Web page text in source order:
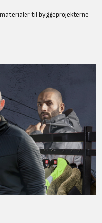
til byggeprojekterne